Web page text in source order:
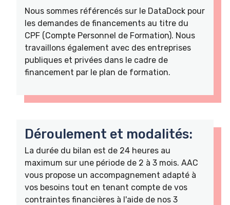
Nous sommes référencés sur le DataDock pour
les demandes de financements au titre du
CPF (Compte Personnel de Formation). Nous
travaillons également avec des entreprises
publiques et privées dans le cadre de
financement par le plan de formation.
Déroulement et modalités:
La durée du bilan est de 24 heures au
maximum sur une période de 2 à 3 mois. AAC
vous propose un accompagnement adapté à
vos besoins tout en tenant compte de vos
contraintes financières à l'aide de nos 3